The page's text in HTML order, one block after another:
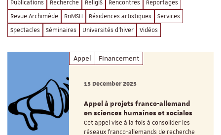
Publications
Recherche ReligiS Rencontres
Reportages
Revue Archimède
RnMSH Résidences artistiques
Services
Spectacles
Séminaires Universités d'hiver Vidéos
Appel Financement
15 December 2025
Appel à projets franco-allemand
en sciences humaines et sociales
Cet appel vise à la fois à consolider les
réseaux franco-allemands de recherche